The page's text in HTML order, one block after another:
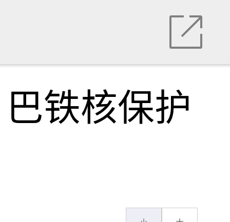
铁核保护